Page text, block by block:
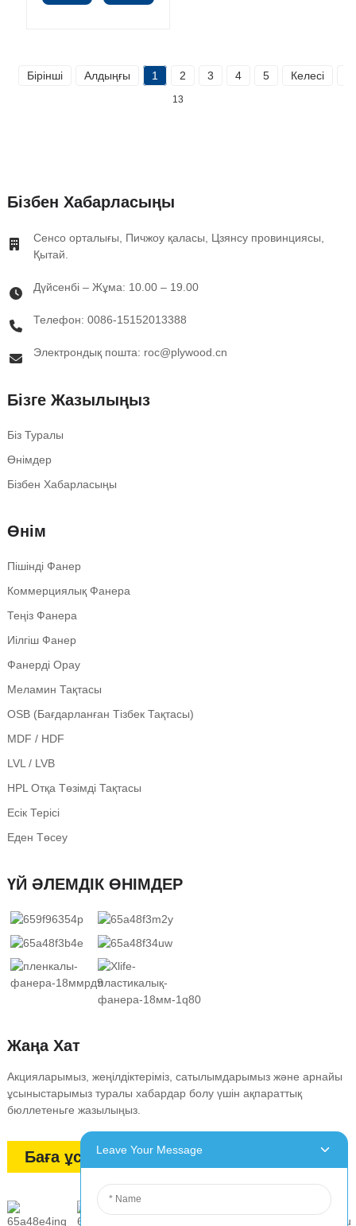
Бірінші Алдыңғы 1 2 3 4 5 Келесі
13
Бізбен Хабарласыңы
Сенсо орталығы, Пичжоу қаласы, Цзянсу провинциясы,
Қытай.
Дүйсенбі – Жұма: 10.00 – 19.00
Телефон: 0086-15152013388
Электрондық пошта: roc@plywood.cn
Бізге Жазылыңыз
Біз Туралы
Өнімдер
Бізбен Хабарласыңы
Өнім
Пішінді Фанер
Коммерциялық Фанера
Теңіз Фанера
Иілгіш Фанер
Фанерді Орау
Меламин Тақтасы
OSB (бағдарланған Тізбек Тақтасы)
MDF / HDF
LVL / LVB
HPL Отқа Төзімді Тақтасы
Есік Терісі
Еден Төсеу
ҮЙ ӘЛЕМДІК ӨНІМДЕР
Жаңа Хат
Акцияларымыз, жеңілдіктеріміз, сатылымдарымыз және арнайы
ұсыныстарымыз туралы хабардар болу үшін ақпараттық
бюллетеньге жазылыңыз.
Баға ұсынысын СҰРАУ
Leave Your Message